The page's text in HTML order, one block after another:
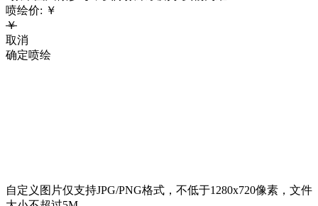
喷绘价: ￥
￥
取消
确定喷绘
自定义图片仅支持JPG/PNG格式，不低于1280x720像素，文件